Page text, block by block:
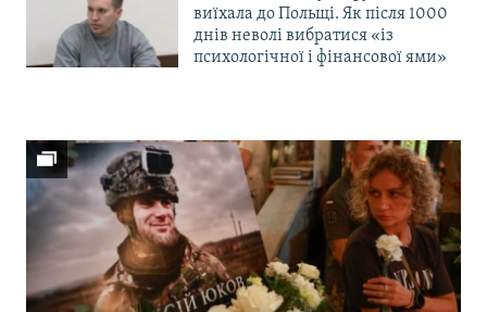
виїхала до Польщі. Як після 1000
днів неволі вибратися «із
психологічної і фінансової ями»